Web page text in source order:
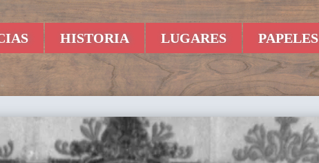
HISTORIA LUGARES PAPELES